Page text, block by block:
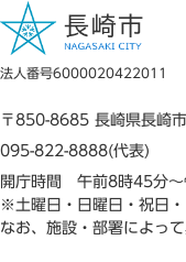
法人番号6000020422011
〒850-8685 長崎県長崎
095-822-8888(代表)
開庁時間 午前8時45分
※土曜日・日曜日・祝日
なお、施設・部署によっ